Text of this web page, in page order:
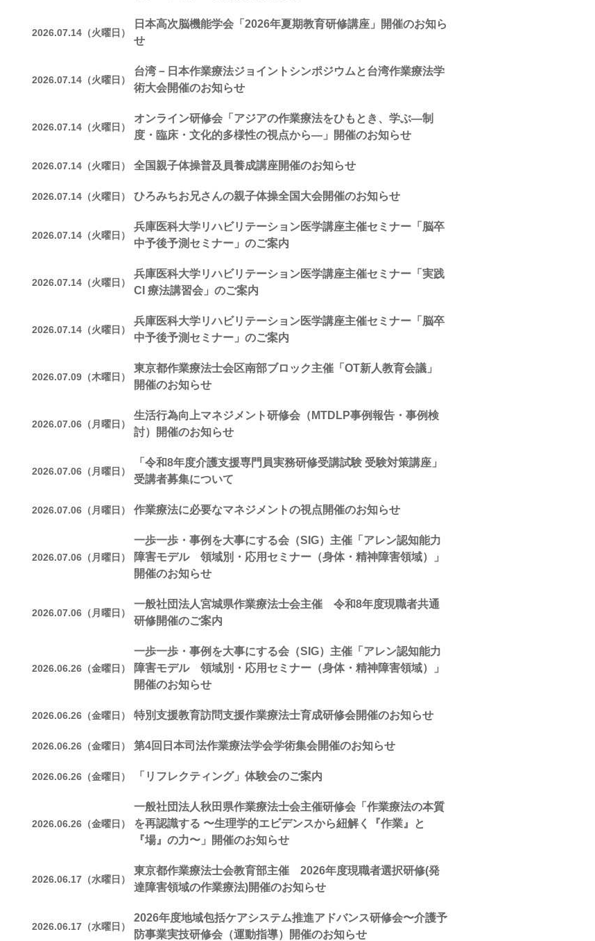
2026.07.14（火曜日）
日本高次脳機能学会「2026年夏期教育研修講座」開催のお知ら
せ
2026.07.14（火曜日）
台湾－日本作業療法ジョイントシンポジウムと台湾作業療法学
術大会開催のお知らせ
2026.07.14（火曜日）
オンライン研修会「アジアの作業療法をひもとき、学ぶ―制
度・臨床・文化的多様性の視点から―」開催のお知らせ
2026.07.14（火曜日） 全国親子体操普及員養成講座開催のお知らせ
2026.07.14（火曜日） ひろみちお兄さんの親子体操全国大会開催のお知らせ
2026.07.14（火曜日）
兵庫医科大学リハビリテーション医学講座主催セミナー「脳卒
中予後予測セミナー」のご案内
2026.07.14（火曜日）
兵庫医科大学リハビリテーション医学講座主催セミナー「実践
CI 療法講習会」のご案内
2026.07.14（火曜日）
兵庫医科大学リハビリテーション医学講座主催セミナー「脳卒
中予後予測セミナー」のご案内
2026.07.09（木曜日）
東京都作業療法士会区南部ブロック主催「OT新人教育会議」
開催のお知らせ
2026.07.06（月曜日）
生活行為向上マネジメント研修会（MTDLP事例報告・事例検
討）開催のお知らせ
2026.07.06（月曜日）
「令和8年度介護支援専門員実務研修受講試験 受験対策講座」
受講者募集について
2026.07.06（月曜日） 作業療法に必要なマネジメントの視点開催のお知らせ
2026.07.06（月曜日）
一歩一歩・事例を大事にする会（SIG）主催「アレン認知能力
障害モデル 領域別・応用セミナー（身体・精神障害領域）」
開催のお知らせ
2026.07.06（月曜日）
一般社団法人宮城県作業療法士会主催 令和8年度現職者共通
研修開催のご案内
2026.06.26（金曜日）
一歩一歩・事例を大事にする会（SIG）主催「アレン認知能力
障害モデル 領域別・応用セミナー（身体・精神障害領域）」
開催のお知らせ
2026.06.26（金曜日） 特別支援教育訪問支援作業療法士育成研修会開催のお知らせ
2026.06.26（金曜日） 第4回日本司法作業療法学会学術集会開催のお知らせ
2026.06.26（金曜日） 「リフレクティング」体験会のご案内
2026.06.26（金曜日）
一般社団法人秋田県作業療法士会主催研修会「作業療法の本質
を再認識する 〜生理学的エビデンスから紐解く『作業』と
『場』の力〜」開催のお知らせ
2026.06.17（水曜日）
東京都作業療法士会教育部主催 2026年度現職者選択研修(発
達障害領域の作業療法)開催のお知らせ
2026.06.17（水曜日）
2026年度地域包括ケアシステム推進アドバンス研修会〜介護予
防事業実技研修会（運動指導）開催のお知らせ